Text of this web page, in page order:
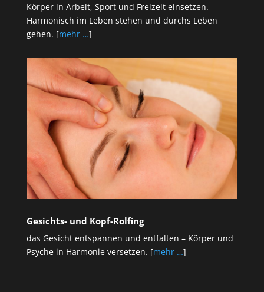
Körper in Arbeit, Sport und Freizeit einsetzen.
Harmonisch im Leben stehen und durchs Leben
gehen. [mehr …]
Gesichts- und Kopf-Rolfing
das Gesicht entspannen und entfalten – Körper und
Psyche in Harmonie versetzen. [mehr …]